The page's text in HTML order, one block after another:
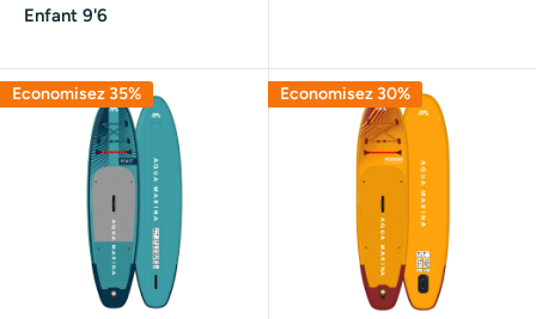
Enfant 9'6
Economisez 35% Economisez 30%